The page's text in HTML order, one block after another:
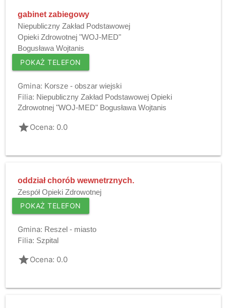
gabinet zabiegowy
Niepubliczny Zakład Podstawowej
Opieki Zdrowotnej "WOJ-MED"
Bogusława Wojtanis
POKAŻ TELEFON
Gmina: Korsze - obszar wiejski
Filia: Niepubliczny Zakład Podstawowej Opieki
Zdrowotnej "WOJ-MED" Bogusława Wojtanis
gradeOcena: 0.0
oddział chorób wewnetrznych.
Zespół Opieki Zdrowotnej
POKAŻ TELEFON
Gmina: Reszel - miasto
Filia: Szpital
gradeOcena: 0.0